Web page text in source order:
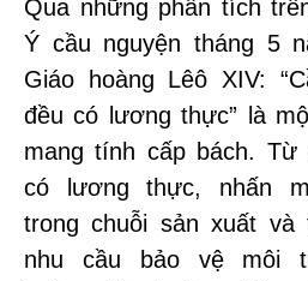
Qua những phân tích
Ý cầu nguyện tháng 5
Giáo hoàng Lêô XIV:
đều có lương thực” là
mang tính cấp bách. Từ
có lương thực, nhấn
trong chuỗi sản xuất và
nhu cầu bảo vệ môi